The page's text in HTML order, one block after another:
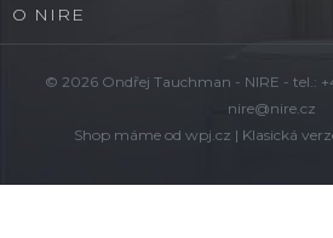
O NIRE
© 2026 Ondřej Tauchman - NIRE - tel.:
nire@nire.cz
Shop máme od wpj.cz | Klasická